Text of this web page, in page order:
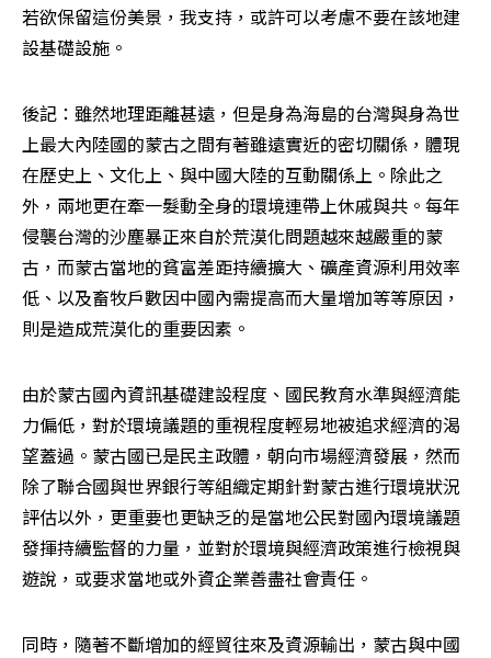
若欲保留這份美景，我支持，或許可以考慮不要在該地建
設基礎設施。
後記：雖然地理距離甚遠，但是身為海島的台灣與身為世
上最大內陸國的蒙古之間有著雖遠實近的密切關係，體現
在歷史上、文化上、與中國大陸的互動關係上。除此之
外，兩地更在牽一髮動全身的環境連帶上休戚與共。每年
侵襲台灣的沙塵暴正來自於荒漠化問題越來越嚴重的蒙
古，而蒙古當地的貧富差距持續擴大、礦產資源利用效率
低、以及畜牧戶數因中國內需提高而大量增加等等原因，
則是造成荒漠化的重要因素。
由於蒙古國內資訊基礎建設程度、國民教育水準與經濟能
力偏低，對於環境議題的重視程度輕易地被追求經濟的渴
望蓋過。蒙古國已是民主政體，朝向市場經濟發展，然而
除了聯合國與世界銀行等組織定期針對蒙古進行環境狀況
評估以外，更重要也更缺乏的是當地公民對國內環境議題
發揮持續監督的力量，並對於環境與經濟政策進行檢視與
遊說，或要求當地或外資企業善盡社會責任。
同時，隨著不斷增加的經貿往來及資源輸出，蒙古與中國